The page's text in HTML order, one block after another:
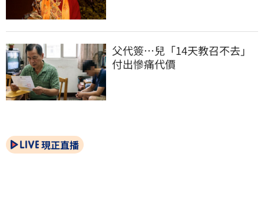
父代簽…兒「14天教召不去」
付出慘痛代價
現正直播